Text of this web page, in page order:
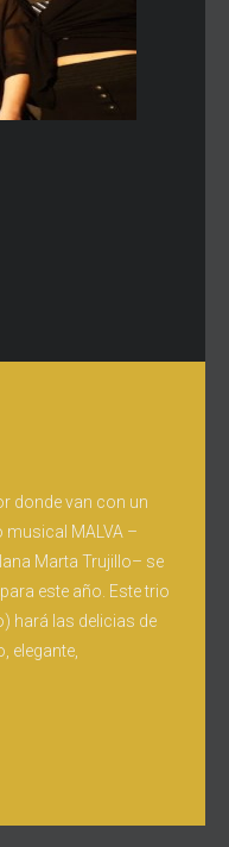
donde van con un
musical MALVA –
Marta Trujillo– se
este año. Este trio
hará las delicias de
elegante,